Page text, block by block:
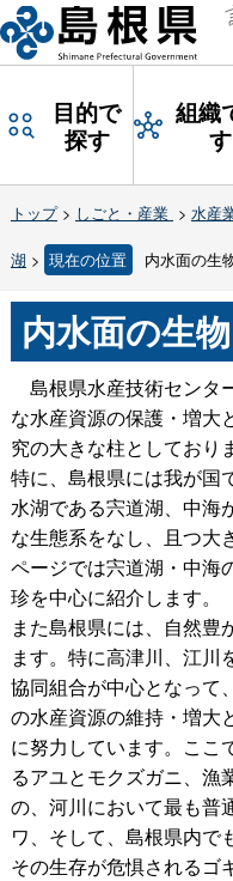
目的で
探す
組織
す
トップ> しごと・産業 > 水産
湖 > 現在の位置 内水面の生
内水面の生物
島根県水産技術センタ
な水産資源の保護・増大
究の大きな柱としており
特に、島根県には我が国
水湖である宍道湖、中海
な生態系をなし、且つ大
ページでは宍道湖・中海
珍を中心に紹介します。
また島根県には、自然豊
ます。特に高津川、江川
協同組合が中心となって
の水産資源の維持・増大
に努力しています。ここ
るアユとモクズガニ、漁
の、河川において最も普
ワ、そして、島根県内で
その生存が危惧されるゴ